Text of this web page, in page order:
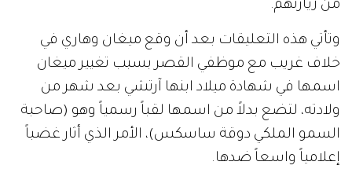
من زيارتهم.
وتأتي هذه التعليقات بعد أن وقع ميغان وهاري في
خلاف غريب مع موظفي القصر بسبب تغيير ميغان
اسمها في شهادة ميلاد ابنها آرتشي بعد شهر من
ولادته، لتضع بدلاً من اسمها لقباً رسمياً وهو (صاحبة
السمو الملكي دوقة ساسكس)، الأمر الذي أثار غضباً
إعلامياً واسعاً ضدها.